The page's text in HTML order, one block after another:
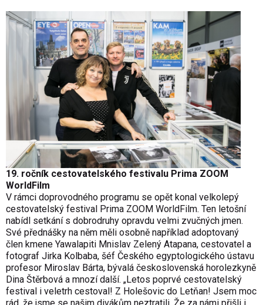
19. ročník cestovatelského festivalu Prima ZOOM
WorldFilm
V rámci doprovodného programu se opět konal velkolepý
cestovatelský festival Prima ZOOM WorldFilm. Ten letošní
nabídl setkání s dobrodruhy opravdu velmi zvučných jmen.
Své přednášky na něm měli osobně například adoptovaný
člen kmene Yawalapiti Mnislav Zelený Atapana, cestovatel a
fotograf Jirka Kolbaba, šéf Českého egyptologického ústavu
profesor Miroslav Bárta, bývalá československá horolezkyně
Dina Štěrbová a mnozí další. „Letos poprvé cestovatelský
festival i veletrh cestoval! Z Holešovic do Letňan! Jsem moc